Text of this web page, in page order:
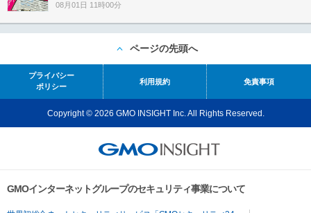
08月01日 11時00分
ページの先頭へ
プライバシー
ポリシー
利用規約 免責事項
Copyright © 2026 GMO INSIGHT Inc. All Rights Reserved.
GMOインターネットグループのセキュリティ事業について